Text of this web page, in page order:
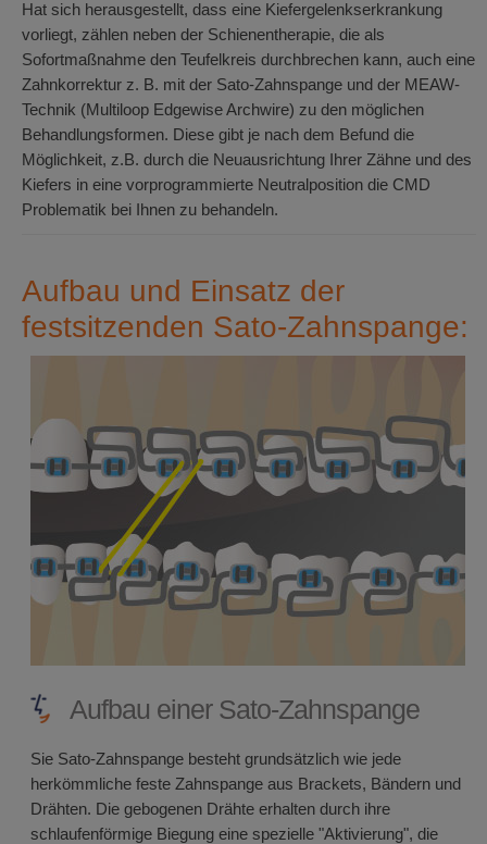
Hat sich herausgestellt, dass eine Kiefergelenkserkrankung
vorliegt, zählen neben der Schienentherapie, die als
Sofortmaßnahme den Teufelkreis durchbrechen kann, auch eine
Zahnkorrektur z. B. mit der Sato-Zahnspange und der MEAW-
Technik (Multiloop Edgewise Archwire) zu den möglichen
Behandlungsformen. Diese gibt je nach dem Befund die
Möglichkeit, z.B. durch die Neuausrichtung Ihrer Zähne und des
Kiefers in eine vorprogrammierte Neutralposition die CMD
Problematik bei Ihnen zu behandeln.
Aufbau und Einsatz der
festsitzenden Sato-Zahnspange:
Aufbau einer Sato-Zahnspange
Sie Sato-Zahnspange besteht grundsätzlich wie jede
herkömmliche feste Zahnspange aus Brackets, Bändern und
Drähten. Die gebogenen Drähte erhalten durch ihre
schlaufenförmige Biegung eine spezielle "Aktivierung", die